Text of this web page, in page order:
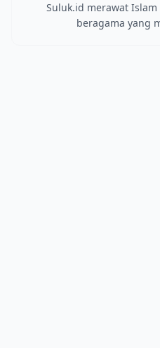
Suluk.id merawat
beragama yang